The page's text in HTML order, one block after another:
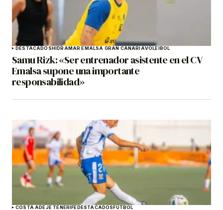
DESTACADOSHIDRAMAR EMALSA GRAN CANARIAVOLEIBOL
Samu Rizk: «Ser entrenador asistente en el CV
Emalsa supone una importante
responsabilidad»
COSTA ADEJE TENERIFEDESTACADOSFÚTBOL